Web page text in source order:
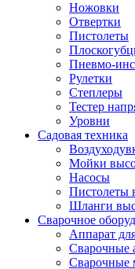
Ножовки
Отвертки
Пистолеты
Пневмо-
Рулетки
Степлеры
Тестер
Уровни
Садовая техника
Мойки
Насосы
Пистолеты
Шланги
Сварочное
Аппарат
Сварочные
Сварочные